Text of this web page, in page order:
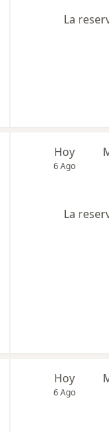
La
Hoy
6 Ago
La
Hoy
6 Ago